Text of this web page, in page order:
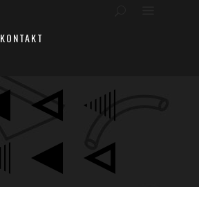
KONTAKT